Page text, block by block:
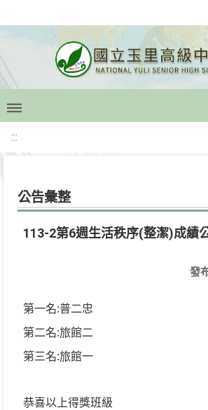
:::
公告彙整
113-2第6週生活秩序(整潔)成績
發
第一名:普二忠
第二名:旅館二
第三名:旅館一
恭喜以上得獎班級